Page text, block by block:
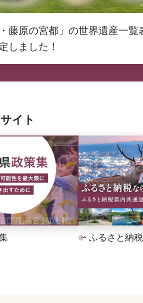
・藤原の宮都」の世界遺産一覧
しました！
イト
ふるさと納